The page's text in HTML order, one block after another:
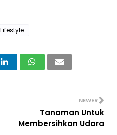
Lifestyle
NEWER
Tanaman Untuk
Membersihkan Udara